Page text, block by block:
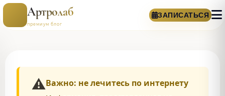
Артролаб
премиум блог
ЗАПИСАТЬСЯ
⚠️Важно: не лечитесь по интернету